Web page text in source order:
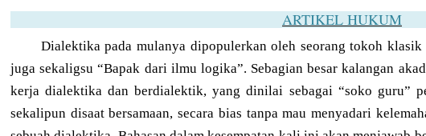
ARTIKEL HUKUM
Dialektika pada mulanya dipopulerkan oleh seorang tokoh klasik
juga sekaligsu “Bapak dari ilmu logika”. Sebagian besar kalangan
kerja dialektika dan berdialektik, yang dinilai sebagai “soko guru”
sekalipun disaat bersamaan, secara bias tanpa mau menyadari